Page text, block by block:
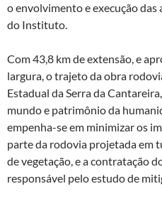
o envolvimento e execução
do Instituto.
Com 43,8 km de extensão, e
largura, o trajeto da obra
Estadual da Serra da
mundo e patrimônio da
empenha-se em minimizar os
parte da rodovia projetada em
de vegetação, e a contratação
responsável pelo estudo de